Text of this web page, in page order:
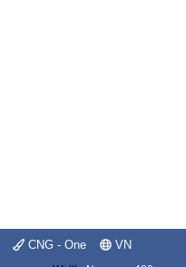
CNG - One VN